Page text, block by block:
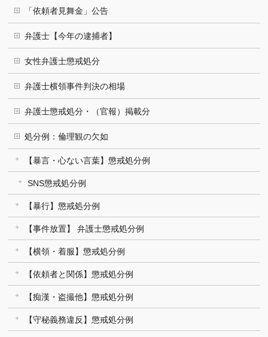
「依頼者見舞金」公告
弁護士【今年の逮捕者】
女性弁護士懲戒処分
弁護士横領事件判決の相場
弁護士懲戒処分・（官報）掲載分
処分例：倫理観の欠如
【暴言・心ない言葉】懲戒処分例
SNS懲戒処分例
【暴行】懲戒処分例
【事件放置】 弁護士懲戒処分例
【横領・着服】懲戒処分例
【依頼者と関係】懲戒処分例
【痴漢・盗撮他】懲戒処分例
【守秘義務違反】懲戒処分例